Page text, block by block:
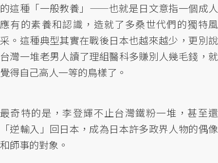
的這種「一般教養」——也就是日文意指一個成人
應有的素養和認識，造就了多桑世代們的獨特風
采。這種典型其實在戰後日本也越來越少，更別說
台灣一堆老男人讀了理組醫科多賺別人幾毛錢，就
覺得自己高人一等的鳥樣了。
最奇特的是，李登輝不止台灣鐵粉一堆，甚至還
「逆輸入」回日本，成為日本許多政界人物的偶像
和師事的對象。